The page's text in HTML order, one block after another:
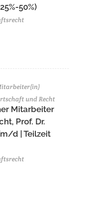
50%)
und Recht
Mitarbeiter
Prof. Dr.
d | Teilzeit